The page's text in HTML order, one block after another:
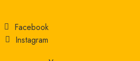
Facebook
Instagram